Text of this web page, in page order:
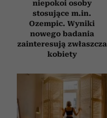
niepokoi osoby
stosujące m.in.
Ozempic. Wyniki
nowego badania
zainteresują zwłaszcza
kobiety